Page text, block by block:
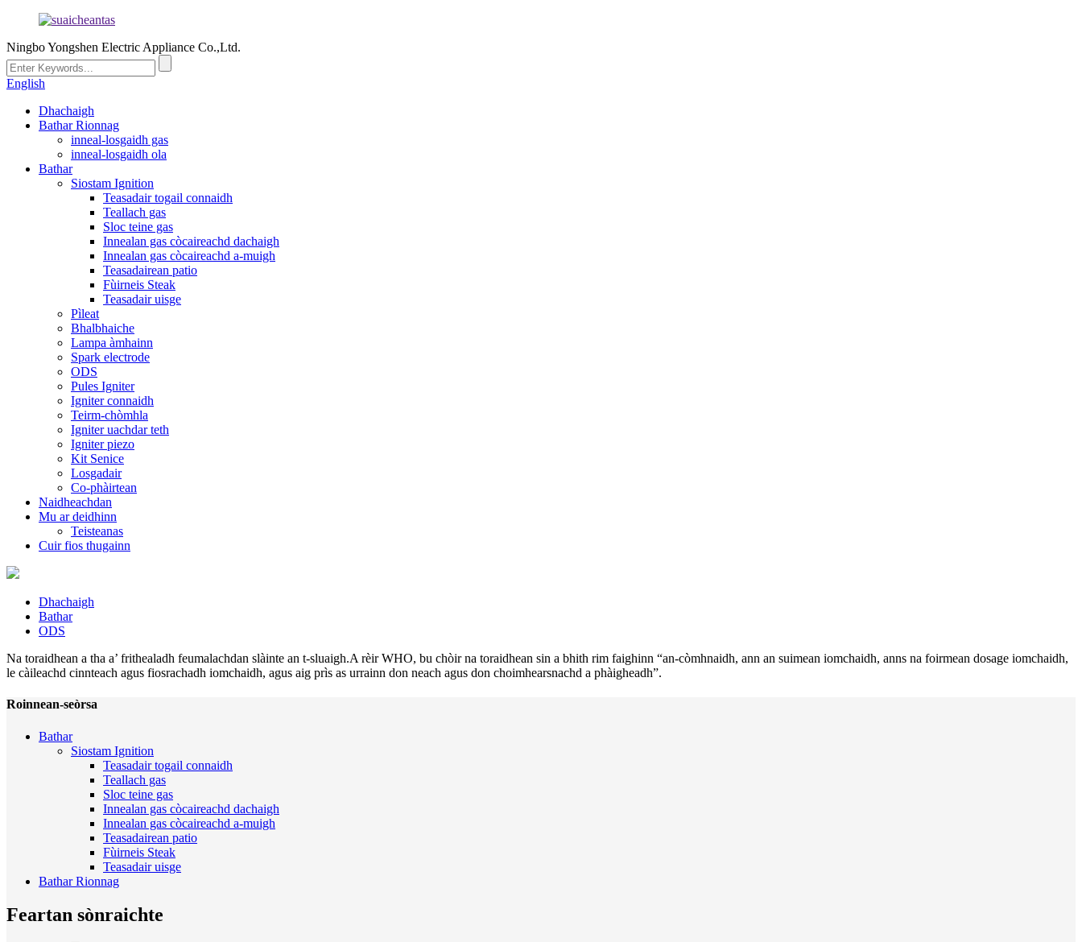
Ningbo Yongshen Electric Appliance Co.,Ltd.
English
Dhachaigh
Bathar Rionnag
inneal-losgaidh gas
inneal-losgaidh ola
Bathar
Siostam Ignition
Teasadair togail connaidh
Teallach gas
Sloc teine ​​​​gas
Innealan gas còcaireachd dachaigh
Innealan gas còcaireachd a-muigh
Teasadairean patio
Fùirneis Steak
Teasadair uisge
Pìleat
Bhalbhaiche
Lampa àmhainn
Spark electrode
ODS
Pules Igniter
Igniter connaidh
Teirm-chòmhla
Igniter uachdar teth
Igniter piezo
Kit Senice
Losgadair
Co-phàirtean
Naidheachdan
Mu ar deidhinn
Teisteanas
Cuir fios thugainn
Dhachaigh
Bathar
ODS
Na toraidhean a tha a’ frithealadh feumalachdan slàinte an t-sluaigh.A rèir WHO, bu chòir na toraidhean sin a bhith rim faighinn “an-còmhnaidh, ann an suimean iomchaidh, anns na foirmean dosage iomchaidh,
le càileachd cinnteach agus fiosrachadh iomchaidh, agus aig prìs as urrainn don neach agus don choimhearsnachd a phàigheadh”.
Roinnean-seòrsa
Bathar
Siostam Ignition
Teasadair togail connaidh
Teallach gas
Sloc teine ​​​​gas
Innealan gas còcaireachd dachaigh
Innealan gas còcaireachd a-muigh
Teasadairean patio
Fùirneis Steak
Teasadair uisge
Bathar Rionnag
Feartan sònraichte